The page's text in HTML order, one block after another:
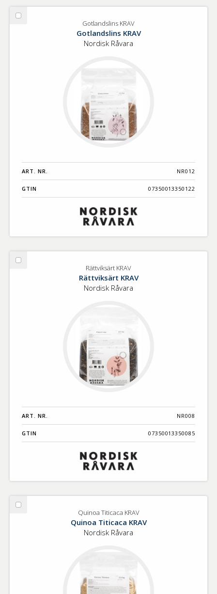
Välj
Gotlandslins KRAV
Gotlandslins KRAV
Nordisk Råvara
ART. NR. NR012
GTIN 07350013350122
Välj
Rättviksärt KRAV
Rättviksärt KRAV
Nordisk Råvara
ART. NR. NR008
GTIN 07350013350085
Välj
Quinoa Titicaca KRAV
Quinoa Titicaca KRAV
Nordisk Råvara